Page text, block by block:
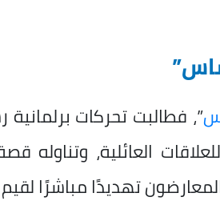
”، فطالبت تحركات
العائلية، وتناوله
تهديدًا مباشرًا